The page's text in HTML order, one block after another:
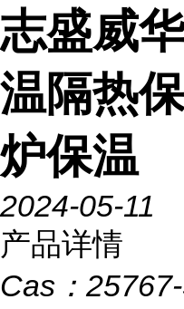
志盛威
温隔热
炉保温
2024-05-11
产品详情
Cas：